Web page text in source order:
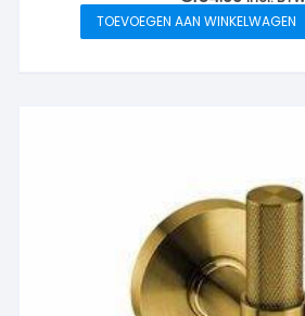
TOEVOEGEN AAN WINKELWAGEN